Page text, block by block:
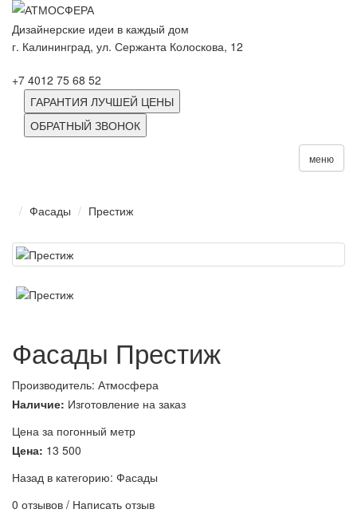
Дизайнерские идеи в каждый дом
г. Калининград, ул. Сержанта Колоскова, 12
+7 4012 75 68 52
ГАРАНТИЯ ЛУЧШЕЙ ЦЕНЫ
ОБРАТНЫЙ ЗВОНОК
меню
Фасады Престиж
Фасады Престиж
Производитель: Атмосфера
Наличие: Изготовление на заказ
Цена за погонный метр
Цена: 13 500
Назад в категорию: Фасады
0 отзывов / Написать отзыв